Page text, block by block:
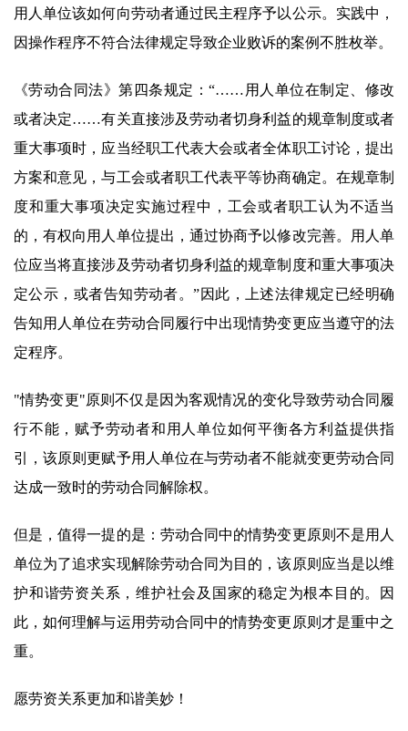
用人单位该如何向劳动者通过民主程序予以公示。实践中，
因操作程序不符合法律规定导致企业败诉的案例不胜枚举。
《劳动合同法》第四条规定：“……用人单位在制定、修改
或者决定……有关直接涉及劳动者切身利益的规章制度或者
重大事项时，应当经职工代表大会或者全体职工讨论，提出
方案和意见，与工会或者职工代表平等协商确定。在规章制
度和重大事项决定实施过程中，工会或者职工认为不适当
的，有权向用人单位提出，通过协商予以修改完善。用人单
位应当将直接涉及劳动者切身利益的规章制度和重大事项决
定公示，或者告知劳动者。”因此，上述法律规定已经明确
告知用人单位在劳动合同履行中出现情势变更应当遵守的法
定程序。
"情势变更"原则不仅是因为客观情况的变化导致劳动合同履
行不能，赋予劳动者和用人单位如何平衡各方利益提供指
引，该原则更赋予用人单位在与劳动者不能就变更劳动合同
达成一致时的劳动合同解除权。
但是，值得一提的是：劳动合同中的情势变更原则不是用人
单位为了追求实现解除劳动合同为目的，该原则应当是以维
护和谐劳资关系，维护社会及国家的稳定为根本目的。因
此，如何理解与运用劳动合同中的情势变更原则才是重中之
重。
愿劳资关系更加和谐美妙！